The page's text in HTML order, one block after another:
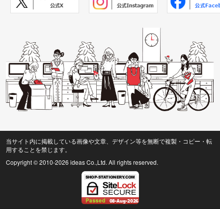
当サイト内に掲載している画像や文章、デザイン等を無断で複製・コピー・転
用することを禁じます。
Copyright © 2010-2026 ideas Co.,Ltd. All rights reserved.